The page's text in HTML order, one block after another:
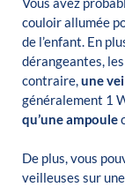
couloir allumée
de l’enfant. En
dérangeantes,
contraire,une
généralement 1
qu’une ampoule
De plus, vous
veilleuses sur